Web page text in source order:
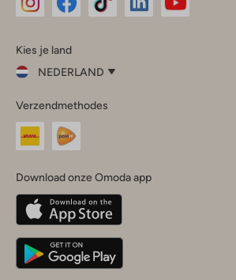
InstagramFacebook
Kies je land
NEDERLAND
je
land
Nederland
Belgique(Français)
Deutschland
Verzendmethodes
Download onze Omoda app